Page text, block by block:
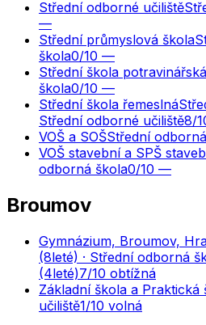
Střední odborné učiliště
—
Střední průmyslová škola
škola0/10 —
Střední škola potravinářská
škola0/10 —
Střední škola řemeslná
Střední odborné učiliště8/
VOŠ a SOŠStřední
VOŠ stavební a SPŠ
odborná škola0/10 —
Broumov
Gymnázium, Broumov,
(8leté) · Střední odborná
(4leté)7/10 obtížná
Základní škola a Praktická
učiliště1/10 volná